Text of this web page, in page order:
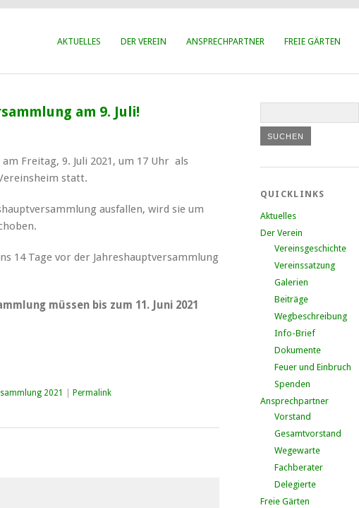
AKTUELLES DER VEREIN ANSPRECHPARTNER FREIE GÄRTEN
am 9. Juli!
Freitag, 9. Juli 2021, um 17 Uhr als
statt.
ausfallen, wird sie um
14 Tage vor der Jahreshauptversammlung
müssen bis zum 11. Juni 2021
2021 Permalink
QUICKLINKS
Aktuelles
Der Verein
Vereinsgeschichte
Vereinssatzung
Galerien
Beiträge
Wegbeschreibung
Info-Brief
Dokumente
Feuer und Einbruch
Spenden
Ansprechpartner
Vorstand
Gesamtvorstand
Wegewarte
Fachberater
Delegierte
Freie Gärten